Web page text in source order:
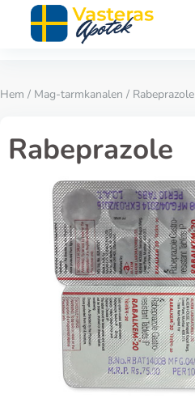
Hem / Mag-tarmkanalen / Rabeprazole
Rabeprazole